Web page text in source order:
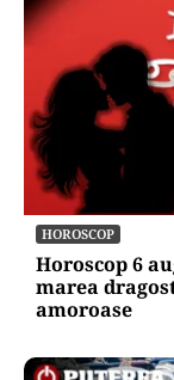
HOROSCOP
Horoscop 6
marea
amoroase